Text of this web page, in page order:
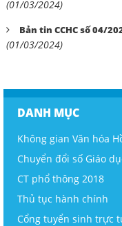
(01/03/2024)
Bản tin CCHC số 04/
(01/03/2024)
DANH MỤC
Không gian Văn hóa
Chuyển đổi số Giáo
CT phổ thông 2018
Thủ tục hành chính
Cổng tuyển sinh trực